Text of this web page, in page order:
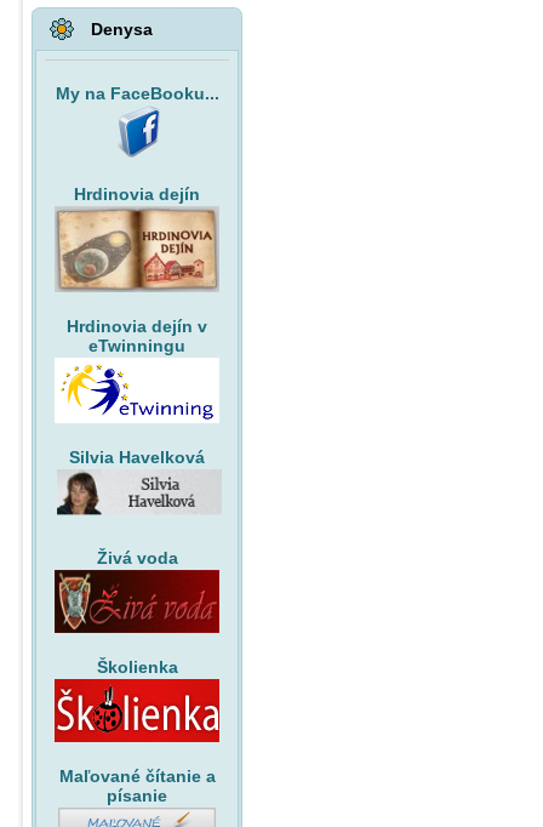
Denysa
My na FaceBooku...
Hrdinovia dejín
Hrdinovia dejín v
eTwinningu
Silvia Havelková
Živá voda
Školienka
Maľované čítanie a
písanie